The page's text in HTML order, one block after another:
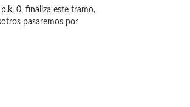
0, finaliza este tramo,
pasaremos por